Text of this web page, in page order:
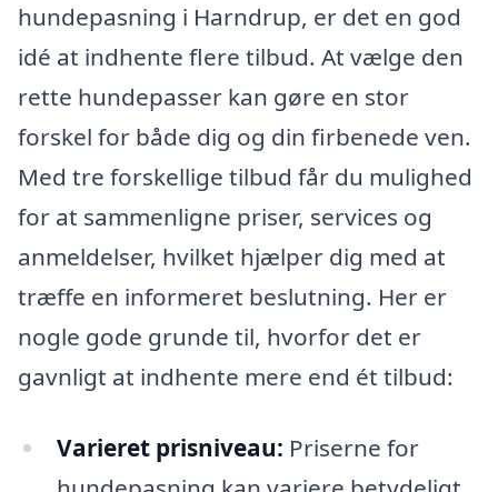
hundepasning i Harndrup, er det en god
idé at indhente flere tilbud. At vælge den
rette hundepasser kan gøre en stor
forskel for både dig og din firbenede ven.
Med tre forskellige tilbud får du mulighed
for at sammenligne priser, services og
anmeldelser, hvilket hjælper dig med at
træffe en informeret beslutning. Her er
nogle gode grunde til, hvorfor det er
gavnligt at indhente mere end ét tilbud:
Varieret prisniveau: Priserne for